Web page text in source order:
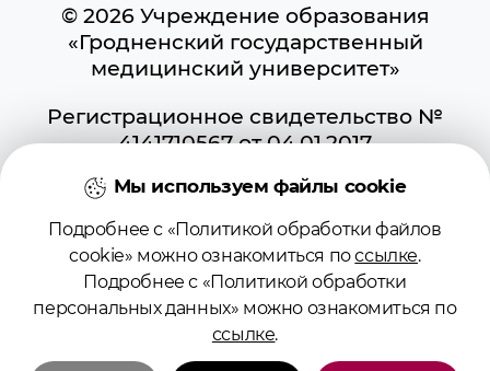
© 2026 Учреждение образования
«Гродненский государственный
медицинский университет»
Регистрационное свидетельство №
4141710567 от 04.01.2017
информационных ресурсов
Использование материалов сайта
возможно при условии указания
активной ссылки на первоисточник.
Положение о защите информации
Политика в отношении обработки
Мы используем файлы cookie
Подробнее с «Политикой обработки файлов
cookie» можно ознакомиться поссылке.
Подробнее с «Политикой обработки
персональных данных» можно ознакомиться по
ссылке.